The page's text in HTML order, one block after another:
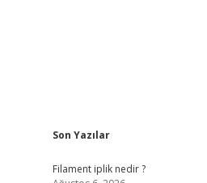
Sidebar
Son Yazılar
Filament iplik nedir ?